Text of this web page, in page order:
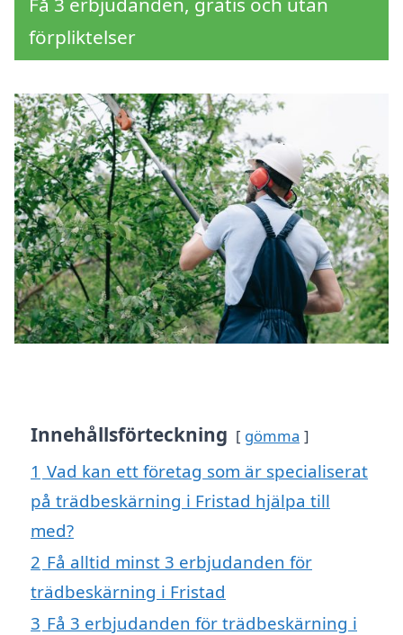
förpliktelser
Innehållsförteckning gömma
1 Vad kan ett företag som är specialiserat
på trädbeskärning i Fristad hjälpa till
med?
2 Få alltid minst 3 erbjudanden för
trädbeskärning i Fristad
3 Få 3 erbjudanden för trädbeskärning i